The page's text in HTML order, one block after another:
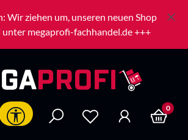
Wir ziehen um, unseren neuen Shop
unter megaprofi-fachhandel.de +++
Werkzeugleiste anzeigen 0